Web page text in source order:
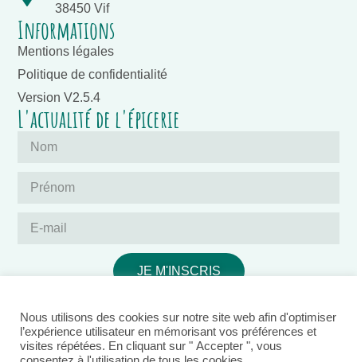
38450 Vif
Informations
Mentions légales
Politique de confidentialité
Version V2.5.4
L'actualité de l'épicerie
JE M'INSCRIS
Nous utilisons des cookies sur notre site web afin d'optimiser
l’expérience utilisateur en mémorisant vos préférences et
visites répétées. En cliquant sur " Accepter ", vous